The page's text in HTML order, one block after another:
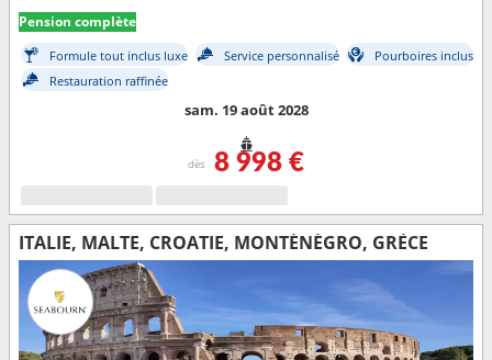
Pension complète
Formule tout inclus luxe Service personnalisé
Pourboires inclus
Restauration raffinée
sam. 19 août 2028
dès 8 998 €
ITALIE, MALTE, CROATIE, MONTÉNÉGRO, GRÈCE